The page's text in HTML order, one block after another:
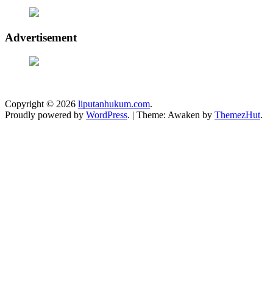
Advertisement
Copyright © 2026 liputanhukum.com.
Proudly powered by WordPress. | Theme: Awaken by ThemezHut.